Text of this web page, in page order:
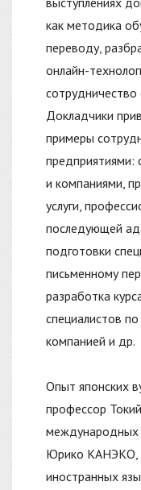
как методика
переводу,
онлайн-
сотрудничество
Докладчики
примеры
предприятиями:
и компаниями,
услуги,
последующей
подготовки
письменному
разработка
специалистов
компанией и др.
Опыт японских
профессор
международных
Юрико КАНЭКО,
иностранных